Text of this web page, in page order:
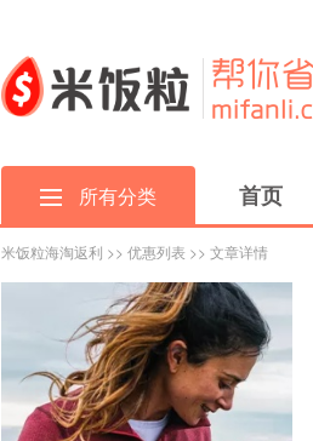
所有分类 首页
米饭粒海淘返利 >> 优惠列表 >> 文章详情